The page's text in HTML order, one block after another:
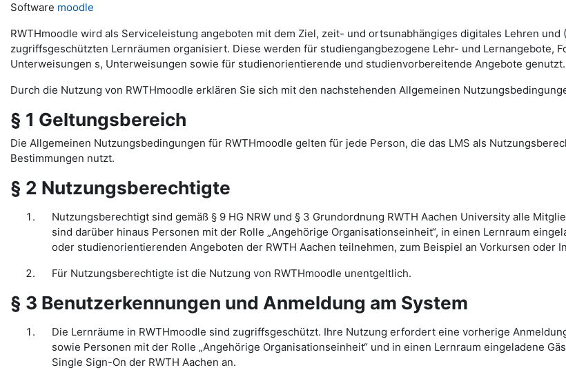
Software moodle
RWTHmoodle wird als Serviceleistung angeboten mit dem Ziel, zeit- und ortsunabhängiges digitales Lehren
zugriffsgeschützten Lernräumen organisiert. Diese werden für studiengangbezogene Lehr- und Lernangebote,
Unterweisungen s, Unterweisungen sowie für studienorientierende und studienvorbereitende Angebote genutzt.
Durch die Nutzung von RWTHmoodle erklären Sie sich mit den nachstehenden Allgemeinen
§ 1 Geltungsbereich
Die Allgemeinen Nutzungsbedingungen für RWTHmoodle gelten für jede Person, die das LMS als
Bestimmungen nutzt.
§ 2 Nutzungsberechtigte
Nutzungsberechtigt sind gemäß § 9 HG NRW und § 3 Grundordnung RWTH Aachen University alle
sind darüber hinaus Personen mit der Rolle „Angehörige Organisationseinheit“, in einen Lernraum
oder studienorientierenden Angeboten der RWTH Aachen teilnehmen, zum Beispiel an Vorkursen oder
Für Nutzungsberechtigte ist die Nutzung von RWTHmoodle unentgeltlich.
§ 3 Benutzerkennungen und Anmeldung am System
Die Lernräume in RWTHmoodle sind zugriffsgeschützt. Ihre Nutzung erfordert eine vorherige
sowie Personen mit der Rolle „Angehörige Organisationseinheit“ und in einen Lernraum eingeladene
Single Sign-On der RWTH Aachen an.